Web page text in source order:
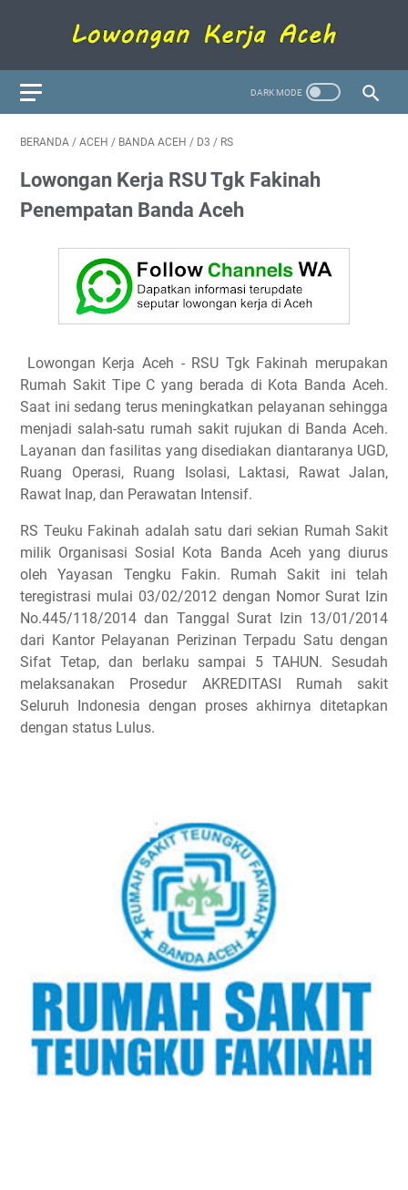
BERANDA / ACEH / BANDA ACEH / D3 / RS
Lowongan Kerja RSU Tgk Fakinah
Penempatan Banda Aceh
Lowongan Kerja Aceh - RSU Tgk Fakinah merupakan
Rumah Sakit Tipe C yang berada di Kota Banda Aceh.
Saat ini sedang terus meningkatkan pelayanan sehingga
menjadi salah-satu rumah sakit rujukan di Banda Aceh.
Layanan dan fasilitas yang disediakan diantaranya UGD,
Ruang Operasi, Ruang Isolasi, Laktasi, Rawat Jalan,
Rawat Inap, dan Perawatan Intensif.
RS Teuku Fakinah adalah satu dari sekian Rumah Sakit
milik Organisasi Sosial Kota Banda Aceh yang diurus
oleh Yayasan Tengku Fakin. Rumah Sakit ini telah
teregistrasi mulai 03/02/2012 dengan Nomor Surat Izin
No.445/118/2014 dan Tanggal Surat Izin 13/01/2014
dari Kantor Pelayanan Perizinan Terpadu Satu dengan
Sifat Tetap, dan berlaku sampai 5 TAHUN. Sesudah
melaksanakan Prosedur AKREDITASI Rumah sakit
Seluruh Indonesia dengan proses akhirnya ditetapkan
dengan status Lulus.